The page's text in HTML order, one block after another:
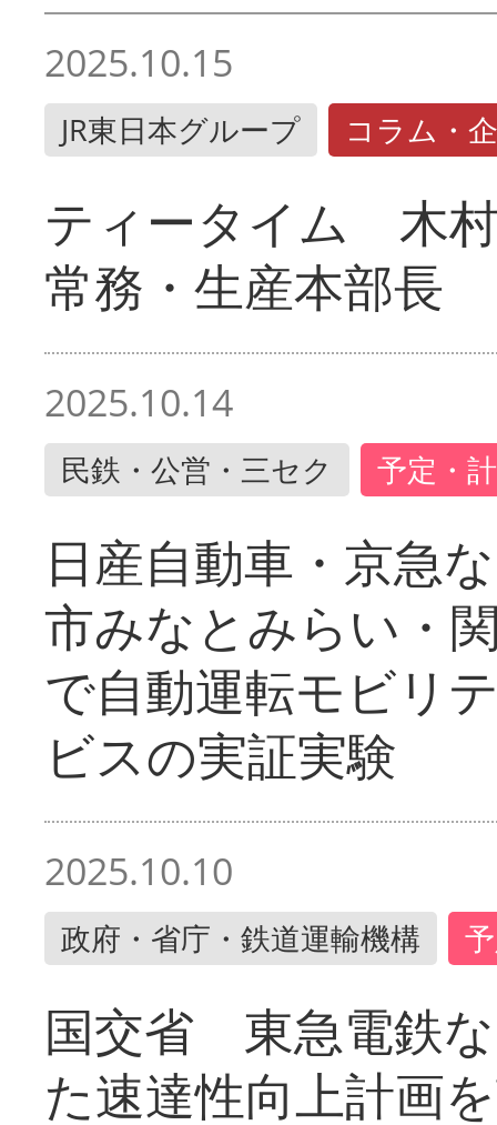
2025.10.15
JR東日本グループ コラム・
ティータイム 木
常務・生産本部長
2025.10.14
民鉄・公営・三セク 予定・
日産自動車・京急
市みなとみらい・
で自動運転モビリ
ビスの実証実験
2025.10.10
政府・省庁・鉄道運輸機構
国交省 東急電鉄
た速達性向上計画